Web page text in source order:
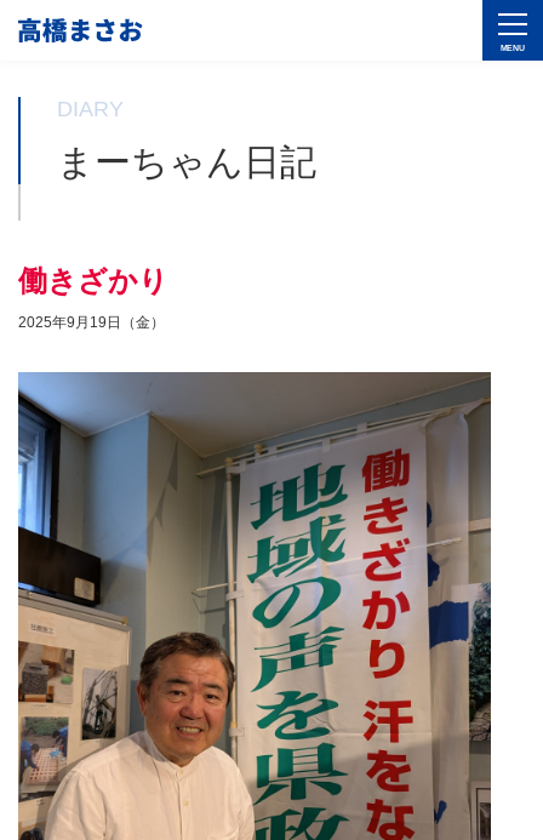
DIARY
まーちゃん日記
働きざかり
2025年9月19日（金）